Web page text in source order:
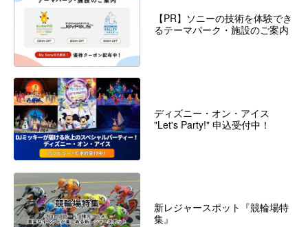
【PR】ソニーの技術を体験でき
るテーマパーク・施設のご案内
ディズニー・オン・アイス
"Let's Party!" 申込受付中！
新レジャースポット『競輪場特
集』